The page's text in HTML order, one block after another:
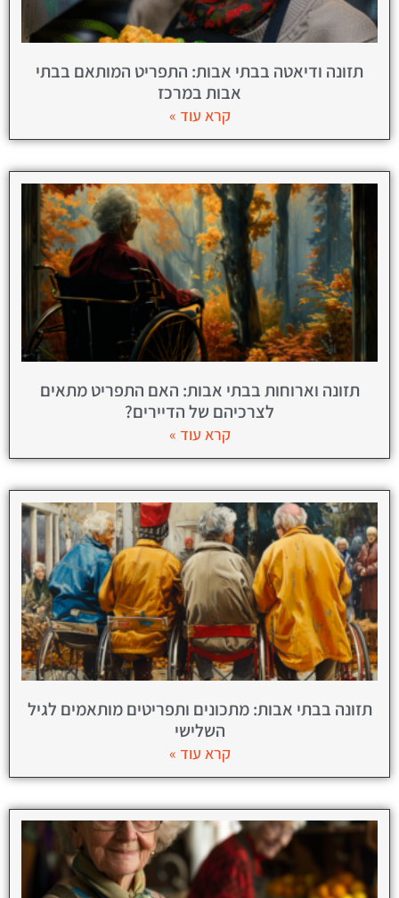
תזונה ודיאטה בבתי אבות: התפריט המותאם בבתי
אבות במרכז
קרא עוד »
תזונה וארוחות בבתי אבות: האם התפריט מתאים
לצרכיהם של הדיירים?
קרא עוד »
תזונה בבתי אבות: מתכונים ותפריטים מותאמים לגיל
השלישי
קרא עוד »